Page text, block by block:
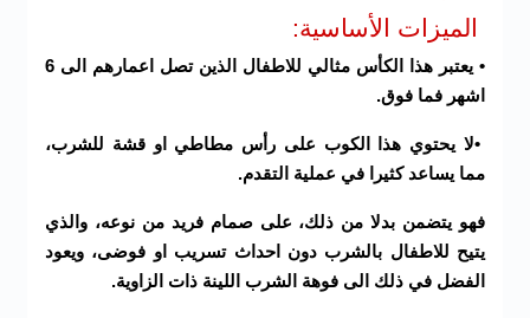
الميزات الأساسية:
• يعتبر هذا الكأس مثالي للاطفال الذين تصل اعمارهم الى 6
اشهر فما فوق.
•لا يحتوي هذا الكوب على رأس مطاطي او قشة للشرب،
مما يساعد كثيرا في عملية التقدم.
فهو يتضمن بدلا من ذلك، على صمام فريد من نوعه، والذي
يتيح للاطفال بالشرب دون احداث تسريب او فوضى، ويعود
الفضل في ذلك الى فوهة الشرب اللينة ذات الزاوية.